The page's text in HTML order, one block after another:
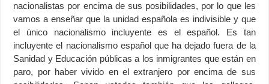
nacionalistas por encima de sus posibilidades, por lo que les
vamos a enseñar que la unidad española es indivisible y que
el único nacionalismo incluyente es el español. Es tan
incluyente el nacionalismo español que ha dejado fuera de la
Sanidad y Educación públicas a los inmigrantes que están en
paro, por haber vivido en el extranjero por encima de sus